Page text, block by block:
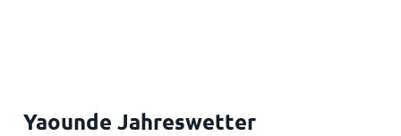
Yaounde Jahreswetter